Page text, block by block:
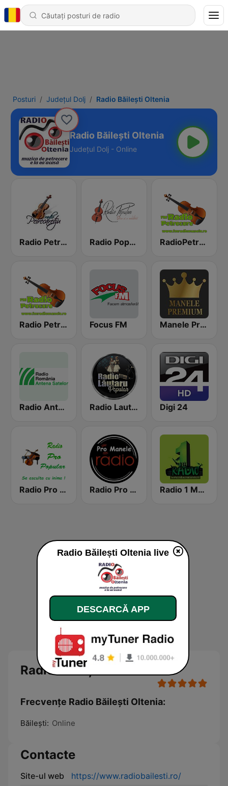
Posturi Județul Dolj Radio Băilești Oltenia
Radio Băilești Oltenia
Județul Dolj - Online
Radio Petrecaretzu Radio Popular Petrecere RadioPetrecere.Net
Radio Petrecere Romania Focus FM Manele Premium
Radio Antena Satelor Radio Lautaru Popular Digi 24
Radio Pro Popular Radio Pro Manele Radio 1 Manele
Radio Băilești Oltenia Live
Frecvențe Radio Băilești Oltenia:
Băileşti: Online
Contacte
Site-ul web
https://www.radiobailesti.ro/
Radio Băilești Oltenia live
DESCARCĂ APP